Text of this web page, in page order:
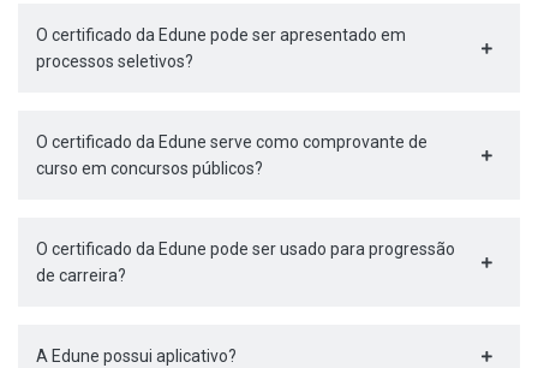
O certificado da Edune pode ser apresentado em
processos seletivos?
O certificado da Edune serve como comprovante de
curso em concursos públicos?
O certificado da Edune pode ser usado para progressão
de carreira?
A Edune possui aplicativo?